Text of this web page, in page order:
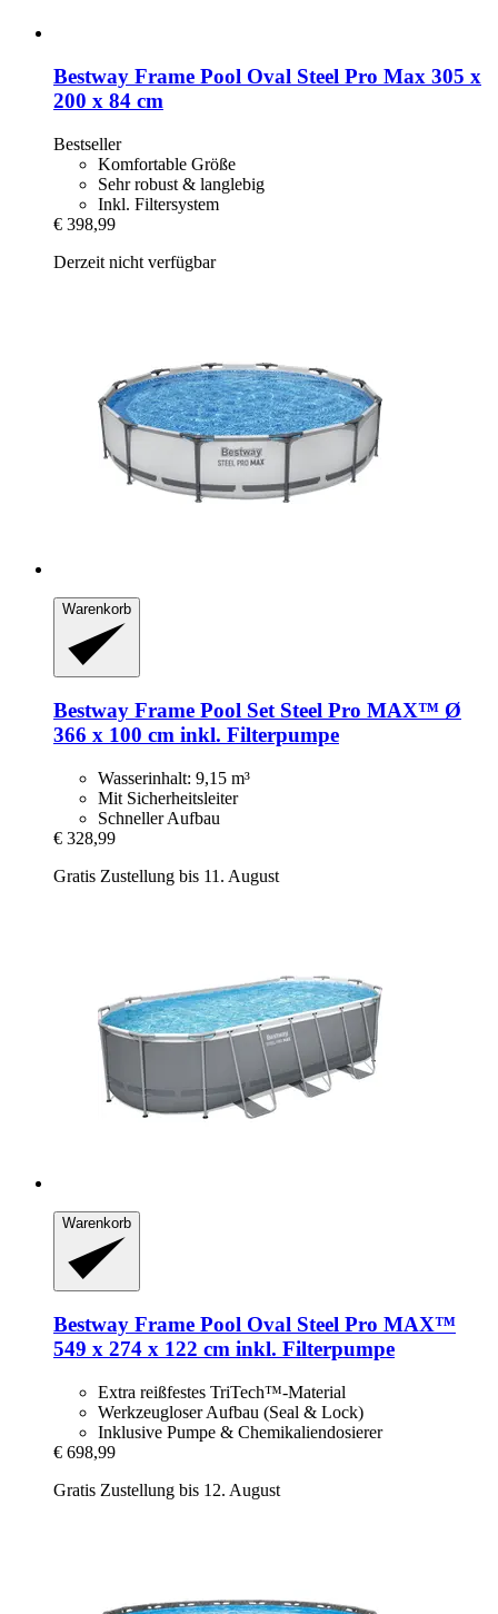
Bestway Frame Pool Oval Steel Pro Max 305 x
200 x 84 cm
Bestseller
Komfortable Größe
Sehr robust & langlebig
Inkl. Filtersystem
€ 398,99
Derzeit nicht verfügbar
Warenkorb
Bestway Frame Pool Set Steel Pro MAX™ Ø
366 x 100 cm inkl. Filterpumpe
Wasserinhalt: 9,15 m³
Mit Sicherheitsleiter
Schneller Aufbau
€ 328,99
Gratis Zustellung bis 11. August
Warenkorb
Bestway Frame Pool Oval Steel Pro MAX™
549 x 274 x 122 cm inkl. Filterpumpe
Extra reißfestes TriTech™-Material
Werkzeugloser Aufbau (Seal & Lock)
Inklusive Pumpe & Chemikaliendosierer
€ 698,99
Gratis Zustellung bis 12. August